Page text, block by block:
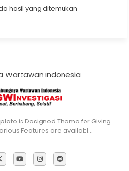
hasil yang ditemukan
Wartawan Indonesia
is Designed Theme for Giving
Features are availabl…